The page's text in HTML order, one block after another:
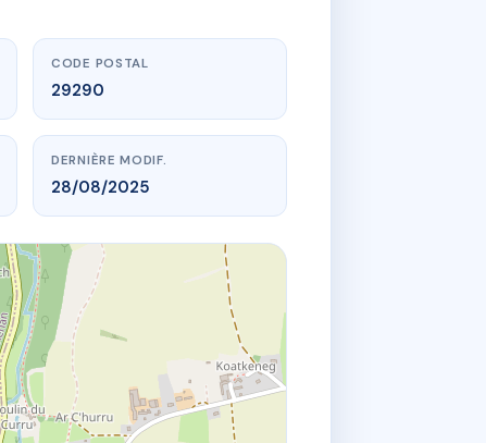
CODE POSTAL
29290
DERNIÈRE MODIF.
28/08/2025